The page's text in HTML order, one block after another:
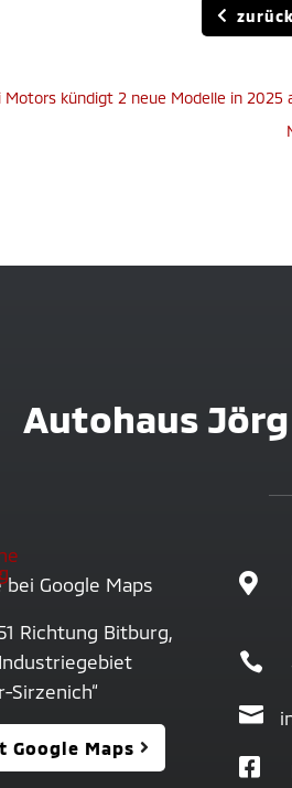
Motors kündigt 2 neue Modelle in 2025
Autohaus Jörg
Google Maps
Richtung Bitburg,
Sirzenich“
Google Maps



